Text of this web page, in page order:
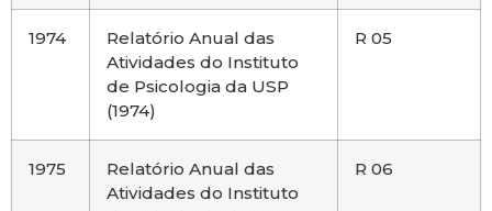
1974
Relatório Anual das
Atividades do Instituto
de Psicologia da USP
(1974)
R 05
1975
Relatório Anual das
Atividades do Instituto
R 06